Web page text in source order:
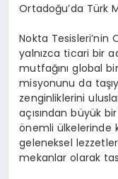
Ortadoğu’da Türk
Nokta Tesisleri’nin
yalnızca ticari bir
mutfağını global
misyonunu da
zenginliklerini
açısından büyük
önemli ülkelerinde
geleneksel
mekanlar olarak